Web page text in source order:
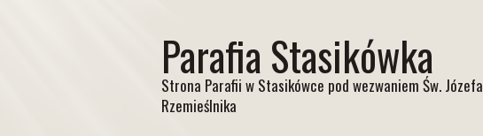
Parafia Stasikówka
Strona Parafii w Stasikówce pod wezwaniem Św. Józefa
Rzemieślnika